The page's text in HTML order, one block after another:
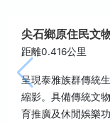
尖石鄉原住民文
距離0.416公里
呈現泰雅族群傳統
縮影。具備傳統文
育推廣及休閒娛樂